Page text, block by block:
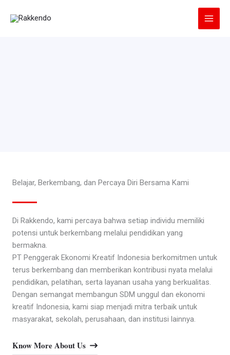
Belajar, Berkembang, dan Percaya Diri Bersama Kami
Di Rakkendo, kami percaya bahwa setiap individu memiliki
potensi untuk berkembang melalui pendidikan yang
bermakna.
PT Penggerak Ekonomi Kreatif Indonesia berkomitmen untuk
terus berkembang dan memberikan kontribusi nyata melalui
pendidikan, pelatihan, serta layanan usaha yang berkualitas.
Dengan semangat membangun SDM unggul dan ekonomi
kreatif Indonesia, kami siap menjadi mitra terbaik untuk
masyarakat, sekolah, perusahaan, dan institusi lainnya.
Know More About Us